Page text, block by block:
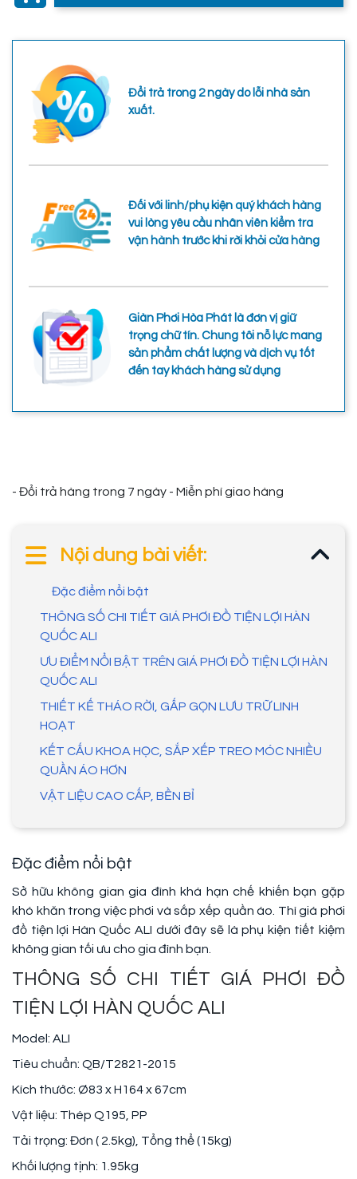
Đổi trả trong 2 ngày do lỗi nhà sản
xuất.
Đối với linh/phụ kiện quý khách hàng
vui lòng yêu cầu nhân viên kiểm tra
vận hành trước khi rời khỏi cửa hàng
Giàn Phơi Hòa Phát là đơn vị giữ
trọng chữ tín. Chung tôi nỗ lực mang
sản phẩm chất lượng và dịch vụ tốt
đến tay khách hàng sử dụng
- Đổi trả hàng trong 7 ngày - Miễn phí giao hàng
Nội dung bài viết:
Đặc điểm nổi bật
THÔNG SỐ CHI TIẾT GIÁ PHƠI ĐỒ TIỆN LỢI HÀN
QUỐC ALI
ƯU ĐIỂM NỔI BẬT TRÊN GIÁ PHƠI ĐỒ TIỆN LỢI HÀN
QUỐC ALI
THIẾT KẾ THÁO RỜI, GẤP GỌN LƯU TRỮ LINH
HOẠT
KẾT CẤU KHOA HỌC, SẮP XẾP TREO MÓC NHIỀU
QUẦN ÁO HƠN
VẬT LIỆU CAO CẤP, BỀN BỈ
Đặc điểm nổi bật
Sở hữu không gian gia đình khá hạn chế khiến bạn gặp
khó khăn trong việc phơi và sắp xếp quần áo. Thì giá phơi
đồ tiện lợi Hàn Quốc ALI dưới đây sẽ là phụ kiện tiết kiệm
không gian tối ưu cho gia đình bạn.
THÔNG SỐ CHI TIẾT GIÁ PHƠI ĐỒ
TIỆN LỢI HÀN QUỐC ALI
Model: ALI
Tiêu chuẩn: QB/T2821-2015
Kích thước: Ø83 x H164 x 67cm
Vật liệu: Thép Q195, PP
Tải trọng: Đơn ( 2.5kg), Tổng thể (15kg)
Khối lượng tịnh: 1.95kg